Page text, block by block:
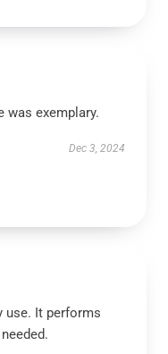
was exemplary.
Dec 3, 2024
use. It performs